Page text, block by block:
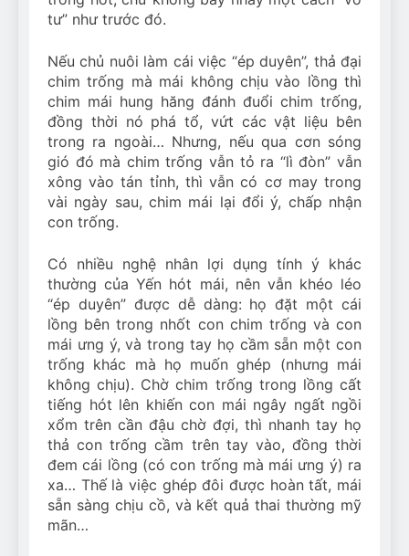
tư” như trước đó.
Nếu chủ nuôi làm cái việc “ép duyên”, thả đại
chim trống mà mái không chịu vào lồng thì
chim mái hung hăng đánh đuổi chim trống,
đồng thời nó phá tổ, vứt các vật liệu bên
trong ra ngoài… Nhưng, nếu qua cơn sóng
gió đó mà chim trống vẫn tỏ ra “lì đòn” vẫn
xông vào tán tỉnh, thì vẫn có cơ may trong
vài ngày sau, chim mái lại đổi ý, chấp nhận
con trống.
Có nhiều nghệ nhân lợi dụng tính ý khác
thường của Yến hót mái, nên vẫn khéo léo
“ép duyên” được dễ dàng: họ đặt một cái
lồng bên trong nhốt con chim trống và con
mái ưng ý, và trong tay họ cầm sẵn một con
trống khác mà họ muốn ghép (nhưng mái
không chịu). Chờ chim trống trong lồng cất
tiếng hót lên khiến con mái ngây ngất ngồi
xổm trên cần đậu chờ đợi, thì nhanh tay họ
thả con trống cầm trên tay vào, đồng thời
đem cái lồng (có con trống mà mái ưng ý) ra
xa… Thế là việc ghép đôi được hoàn tất, mái
sẵn sàng chịu cồ, và kết quả thai thường mỹ
mãn…